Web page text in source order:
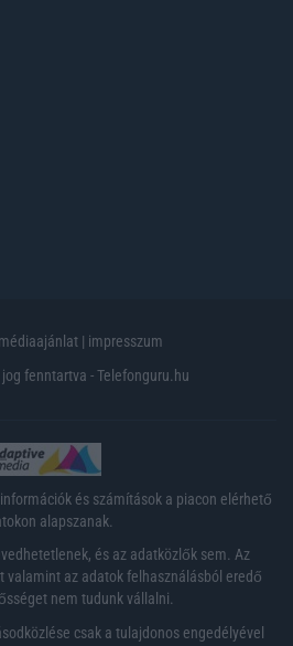
médiaajánlat | impresszum
fenntartva - Telefonguru.hu
és számítások a piacon elérhető
alapszanak.
és az adatközlők sem. Az
valamint az adatok felhasználásból eredő
nem tudunk vállalni.
csak a tulajdonos engedélyével